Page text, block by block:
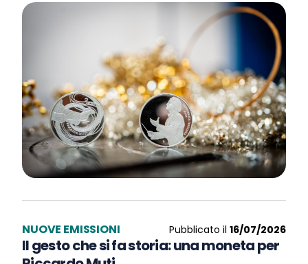
NUOVE EMISSIONI Pubblicato il 16/07/2026
Il gesto che si fa storia: una moneta per